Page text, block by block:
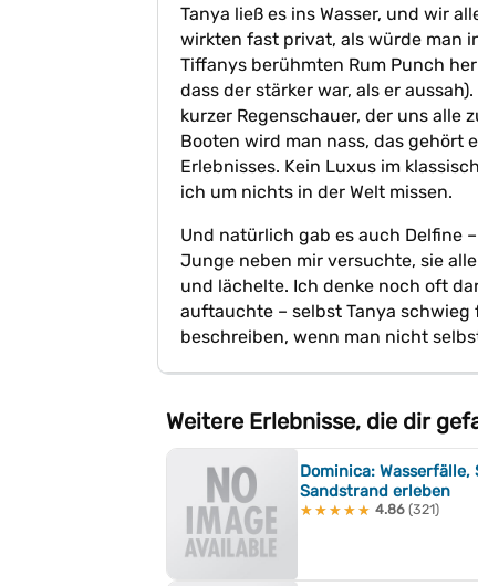
Tanya ließ es ins Wasser, und wir
wirkten fast privat, als würde man
Tiffanys berühmten Rum Punch
dass der stärker war, als er
kurzer Regenschauer, der uns alle
Booten wird man nass, das gehört
Erlebnisses. Kein Luxus im
ich um nichts in der Welt missen.
Und natürlich gab es auch Delfine
Junge neben mir versuchte, sie
und lächelte. Ich denke noch oft
auftauchte – selbst Tanya schwieg
beschreiben, wenn man nicht
Weitere Erlebnisse, die dir
Dominica:
Sandstrand erleben
★★★★★
★★★★★ 4.86 (321)